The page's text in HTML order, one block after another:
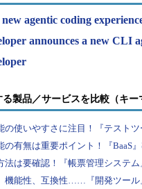
agentic coding
announces a new CLI
製品／サービスを比較（キー
の使いやすさに注目！『テスト
の有無は重要ポイント！『BaaS
法は要確認！『帳票管理システム
機能性、互換性……『開発ツール